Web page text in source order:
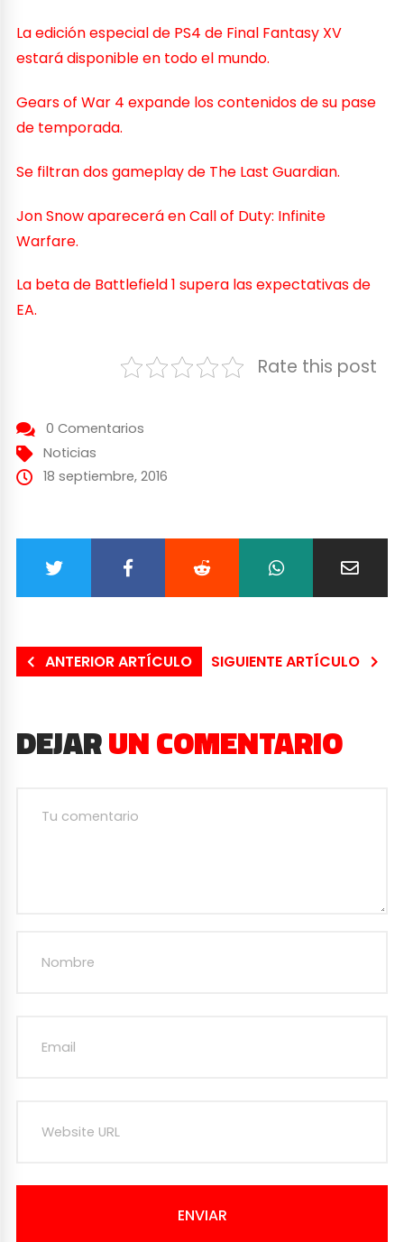
La edición especial de PS4 de Final Fantasy XV
estará disponible en todo el mundo.
Gears of War 4 expande los contenidos de su pase
de temporada.
Se filtran dos gameplay de The Last Guardian.
Jon Snow aparecerá en Call of Duty: Infinite
Warfare.
La beta de Battlefield 1 supera las expectativas de
EA.
Rate this post
0 Comentarios
Noticias
18 septiembre, 2016
ANTERIOR ARTÍCULO SIGUIENTE ARTÍCULO
DEJARUN COMENTARIO
ENVIAR